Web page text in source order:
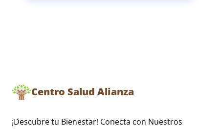
Centro Salud Alianza
¡Descubre tu Bienestar! Conecta con Nuestros